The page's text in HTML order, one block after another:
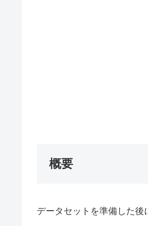
概要
データセットを準備した後